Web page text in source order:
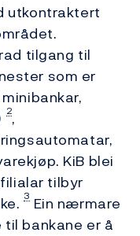
utkontraktert
tilgang til
som er
2,
KiB blei
tilbyr
3 Ein nærmare
bankane er å